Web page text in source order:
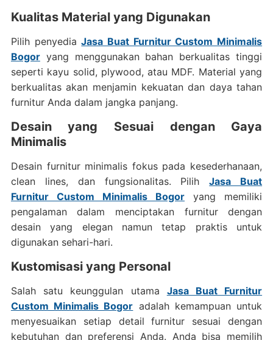
Kualitas Material yang Digunakan
Pilih penyediaJasa Buat Furnitur Custom Minimalis
Bogoryang menggunakan bahan berkualitas tinggi
seperti kayu solid, plywood, atau MDF. Material yang
berkualitas akan menjamin kekuatan dan daya tahan
furnitur Anda dalam jangka panjang.
Desain yang Sesuai dengan Gaya
Minimalis
Desain furnitur minimalis fokus pada kesederhanaan,
clean lines, dan fungsionalitas. PilihJasa Buat
Furnitur Custom Minimalis Bogor yang memiliki
pengalaman dalam menciptakan furnitur dengan
desain yang elegan namun tetap praktis untuk
digunakan sehari-hari.
Kustomisasi yang Personal
Salah satu keunggulan utama Jasa Buat Furnitur
Custom Minimalis Bogor adalah kemampuan untuk
menyesuaikan setiap detail furnitur sesuai dengan
kebutuhan dan preferensi Anda. Anda bisa memilih